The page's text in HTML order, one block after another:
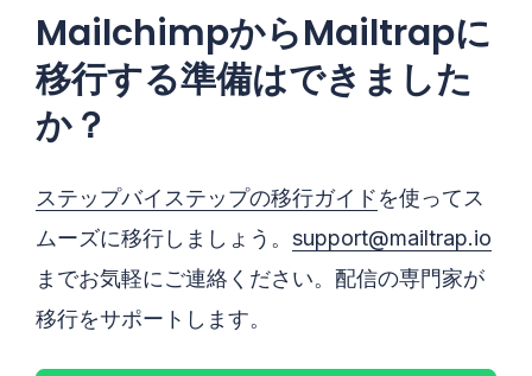
MailchimpからMailtrapに
移行する準備はできました
か？
ステップバイステップの移行ガイドを使ってス
ムーズに移行しましょう。 support@mailtrap.io
までお気軽にご連絡ください。配信の専門家が
移行をサポートします。